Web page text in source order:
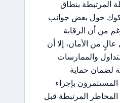
المرتبطة بنطاق
حول بعض جوانب
من أن الرقابة
من الأمان، إلا أن
والممارسات
لضمان حماية
بإجراء
المرتبطة قبل